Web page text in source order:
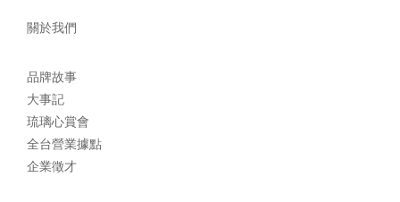
關於我們
品牌故事
大事記
琉璃心賞會
全台營業據點
企業徵才